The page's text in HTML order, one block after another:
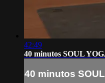
42:49
40 minutos SOUL
40 minutos